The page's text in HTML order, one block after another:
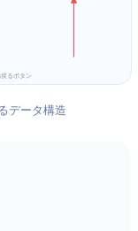
るボタン
データ構造